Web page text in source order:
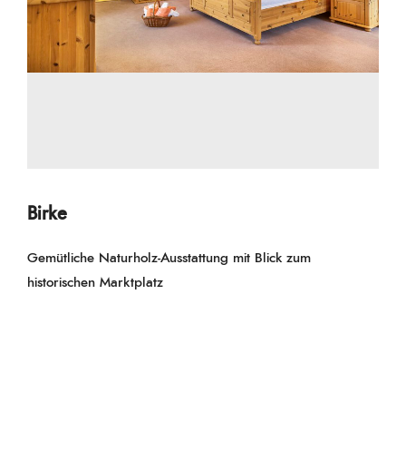
Birke
Gemütliche Naturholz-Ausstattung mit Blick zum
historischen Marktplatz